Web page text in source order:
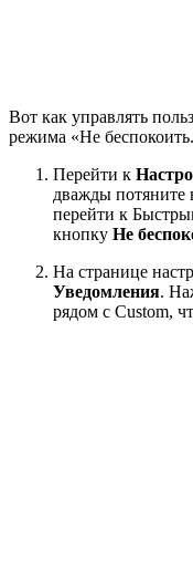
Вот как управлять
режима «Не беспокоить.
Перейти к
дважды потяните
перейти к
кнопку Не
На странице
Уведомления.
рядом с Custom,